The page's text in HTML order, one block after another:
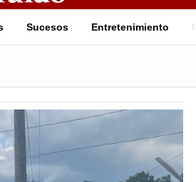
Sucesos Entretenimiento